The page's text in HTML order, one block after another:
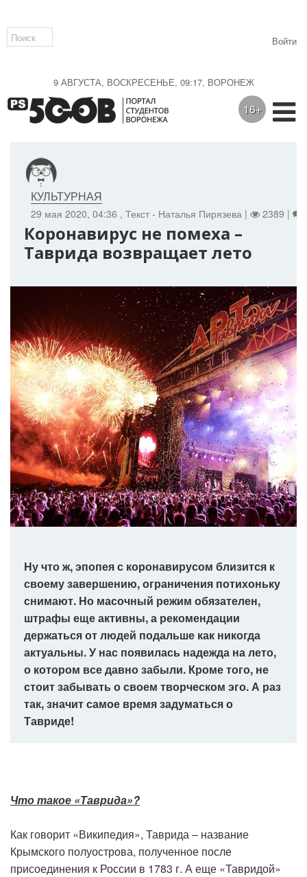
9 АВГУСТА, ВОСКРЕСЕНЬЕ, 09:17, ВОРОНЕЖ
Войти
16+
29 мая 2020, 04:36 , Текст - Наталья Пирязева | 2389 |
КУЛЬТУРНАЯ
Коронавирус не помеха –
Таврида возвращает лето
Ну что ж, эпопея с коронавирусом близится к
своему завершению, ограничения потихоньку
снимают. Но масочный режим обязателен,
штрафы еще активны, а рекомендации
держаться от людей подальше как никогда
актуальны. У нас появилась надежда на лето,
о котором все давно забыли. Кроме того, не
стоит забывать о своем творческом эго. А раз
так, значит самое время задуматься о
Тавриде!
Что такое «Таврида»?
Как говорит «Википедия», Таврида – название
Крымского полуострова, полученное после
присоединения к России в 1783 г. А еще «Тавридой»